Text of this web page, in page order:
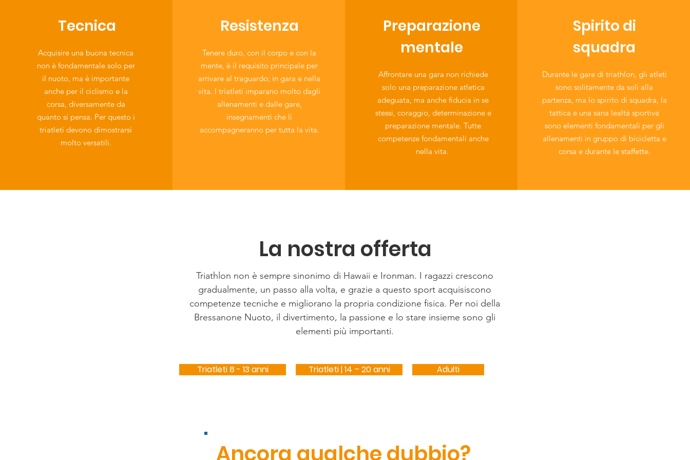
Tecnica
Acquisire una buona tecnica
non è fondamentale solo per
il nuoto, ma è importante
anche per il ciclismo e la
corsa, diversamente da
quanto si pensa. Per questo i
triatleti devono dimostrarsi
molto versatili.
Resistenza
Tenere duro, con il corpo e con la
mente, è il requisito principale per
arrivare al traguardo; in gara e nella
vita. I triatleti imparano molto dagli
allenamenti e dalle gare,
insegnamenti che li
accompagneranno per tutta la vita.
Preparazione
mentale
Affrontare una gara non richiede
solo una preparazione atletica
adeguata, ma anche fiducia in se
stessi, coraggio, determinazione e
preparazione mentale. Tutte
competenze fondamentali anche
nella vita.
Spirito di
squadra
Durante le gare di triathlon, gli atleti
sono solitamente da soli alla
partenza, ma lo spirito di squadra, la
tattica e una sana lealtà sportiva
sono elementi fondamentali per gli
allenamenti in gruppo di bicicletta e
corsa e durante le staffette.
La nostra offerta
Triathlon non è sempre sinonimo di Hawaii e Ironman. I ragazzi crescono
gradualmente, un passo alla volta, e grazie a questo sport acquisiscono
competenze tecniche e migliorano la propria condizione fisica. Per noi della
Bressanone Nuoto, il divertimento, la passione e lo stare insieme sono gli
elementi più importanti.
Triatleti 8 - 13 anni Triatleti | 14 – 20 anni Adulti
Ancora qualche dubbio?